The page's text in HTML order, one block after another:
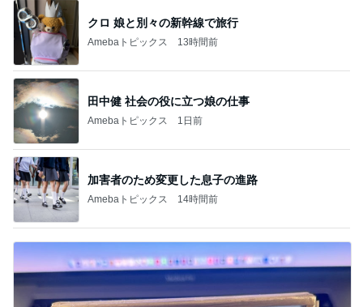
クロ 娘と別々の新幹線で旅行
Amebaトピックス 13時間前
田中健 社会の役に立つ娘の仕事
Amebaトピックス 1日前
加害者のため変更した息子の進路
Amebaトピックス 14時間前